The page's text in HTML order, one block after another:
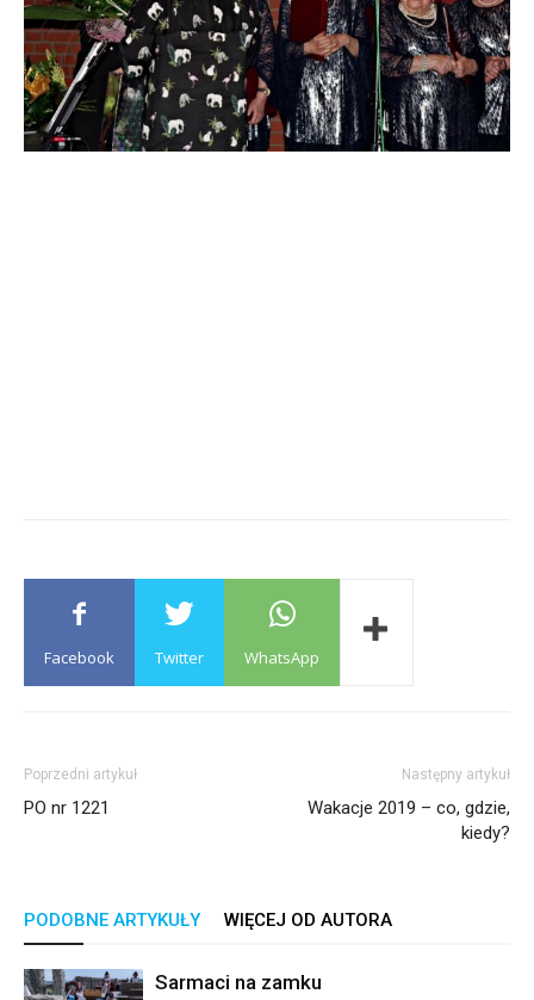
Facebook Twitter WhatsApp
Poprzedni artykuł
PO nr 1221
Następny artykuł
Wakacje 2019 – co, gdzie,
kiedy?
PODOBNE ARTYKUŁY WIĘCEJ OD AUTORA
Sarmaci na zamku